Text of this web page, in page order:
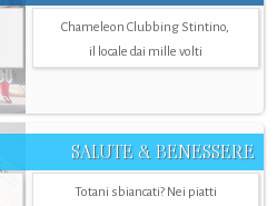
Chameleon Clubbing Stintino,
il locale dai mille volti
SALUTE & BENESSERE
Totani sbiancati? Nei piatti